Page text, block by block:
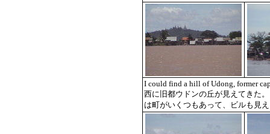
I could find a hill of Udong, former
西に旧都ウドンの丘が見えてきた
は町がいくつもあって、ビルも見